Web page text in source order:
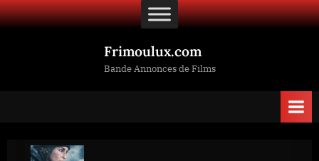
Skip
to
Frimoulux.com
Bande Annonces de Films